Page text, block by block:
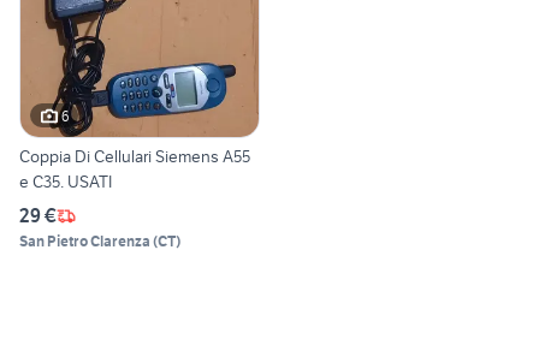
6
Coppia Di Cellulari Siemens A55
e C35. USATI
29 €
San Pietro Clarenza (CT)